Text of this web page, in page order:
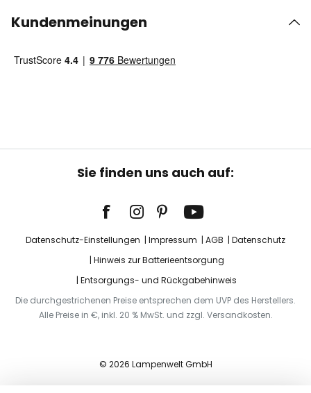
Kundenmeinungen
Sie finden uns auch auf:
Datenschutz-Einstellungen Impressum AGB
Datenschutz
Hinweis zur Batterieentsorgung
Entsorgungs- und Rückgabehinweis
Die durchgestrichenen Preise entsprechen dem UVP des Herstellers.
Alle Preise in €, inkl. 20 % MwSt. und zzgl. Versandkosten.
© 2026 Lampenwelt GmbH